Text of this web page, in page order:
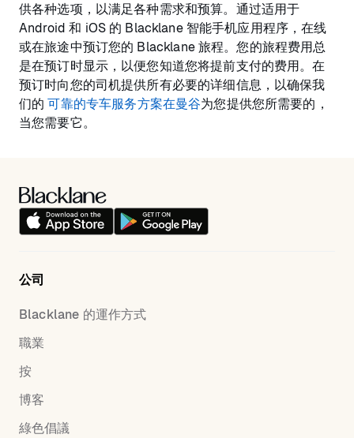
供各种选项，以满足各种需求和预算。通过适用于
Android 和 iOS 的 Blacklane 智能手机应用程序，在线
或在旅途中预订您的 Blacklane 旅程。您的旅程费用总
是在预订时显示，以便您知道您将提前支付的费用。在
预订时向您的司机提供所有必要的详细信息，以确保我
们的可靠的专车服务方案在曼谷为您提供您所需要的，
当您需要它。
公司
Blacklane 的運作方式
職業
按
博客
綠色倡議